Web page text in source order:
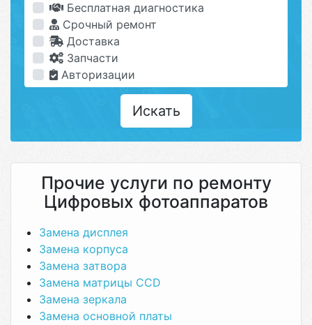
Бесплатная диагностика
Срочный ремонт
Доставка
Запчасти
Авторизации
Искать
Прочие услуги по ремонту
Цифровых фотоаппаратов
Замена дисплея
Замена корпуса
Замена затвора
Замена матрицы CCD
Замена зеркала
Замена основной платы